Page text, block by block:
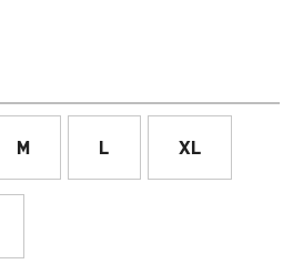
M L XL